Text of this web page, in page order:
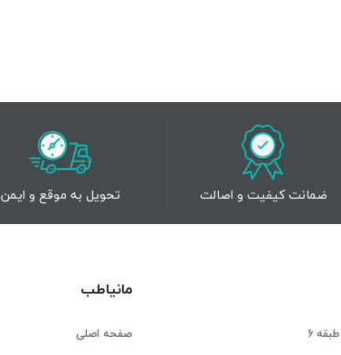
ضمانت کیفیت و اصالت تحویل به موقع و ایمن
6
مانیاطب
صفحه اصلی